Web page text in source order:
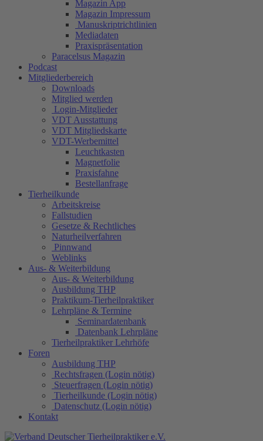
Magazin App
Magazin Impressum
Manuskriptrichtlinien
Mediadaten
Praxispräsentation
Paracelsus Magazin
Podcast
Mitgliederbereich
Downloads
Mitglied werden
Login-Mitglieder
VDT Ausstattung
VDT Mitgliedskarte
VDT-Werbemittel
Leuchtkasten
Magnetfolie
Praxisfahne
Bestellanfrage
Tierheilkunde
Arbeitskreise
Fallstudien
Gesetze & Rechtliches
Naturheilverfahren
Pinnwand
Weblinks
Aus- & Weiterbildung
Aus- & Weiterbildung
Ausbildung THP
Praktikum-Tierheilpraktiker
Lehrpläne & Termine
Seminardatenbank
Datenbank Lehrpläne
Tierheilpraktiker Lehrhöfe
Foren
Ausbildung THP
Rechtsfragen (Login nötig)
Steuerfragen (Login nötig)
Tierheilkunde (Login nötig)
Datenschutz (Login nötig)
Kontakt